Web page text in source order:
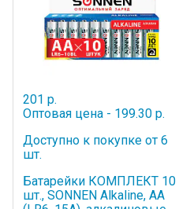
201 р.
Оптовая цена - 199.30 р.
Доступно к покупке от 6
шт.
Батарейки КОМПЛЕКТ 10
шт., SONNEN Alkaline, АА